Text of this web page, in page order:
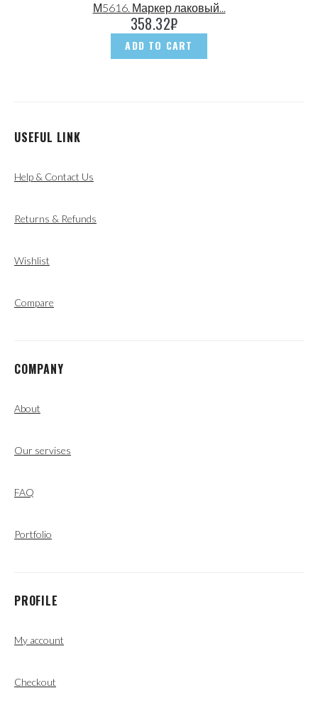
М5616. Маркер лаковый...
358.32₽
ADD TO CART
USEFUL LINK
Help & Contact Us
Returns & Refunds
Wishlist
Compare
COMPANY
About
Our servises
FAQ
Portfolio
PROFILE
My account
Checkout